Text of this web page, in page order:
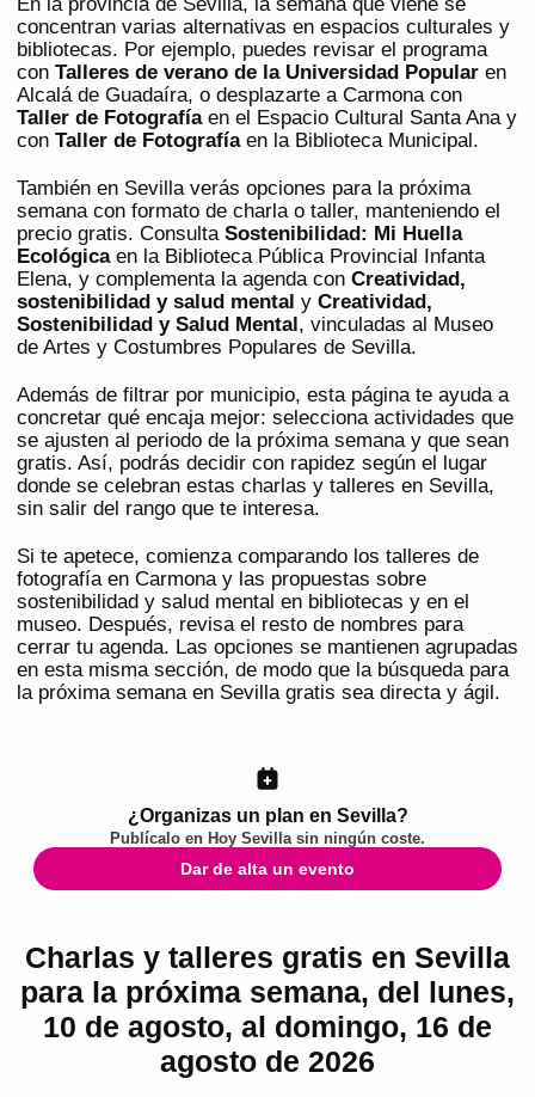
concentran varias alternativas en espacios culturales y
bibliotecas. Por ejemplo, puedes revisar el programa
con Talleres de verano de la Universidad Popular en
Alcalá de Guadaíra, o desplazarte a Carmona con
Taller de Fotografíaen el Espacio Cultural Santa Ana y
con Taller de Fotografíaen la Biblioteca Municipal.
También en Sevilla verás opciones para la próxima
semana con formato de charla o taller, manteniendo el
precio gratis. Consulta Sostenibilidad: Mi Huella
Ecológicaen la Biblioteca Pública Provincial Infanta
Elena, y complementa la agenda con Creatividad,
sostenibilidad y salud mental y Creatividad,
Sostenibilidad y Salud Mental, vinculadas al Museo
de Artes y Costumbres Populares de Sevilla.
Además de filtrar por municipio, esta página te ayuda a
concretar qué encaja mejor: selecciona actividades que
se ajusten al periodo de la próxima semana y que sean
gratis. Así, podrás decidir con rapidez según el lugar
donde se celebran estas charlas y talleres en Sevilla,
sin salir del rango que te interesa.
Si te apetece, comienza comparando los talleres de
fotografía en Carmona y las propuestas sobre
sostenibilidad y salud mental en bibliotecas y en el
museo. Después, revisa el resto de nombres para
cerrar tu agenda. Las opciones se mantienen agrupadas
en esta misma sección, de modo que la búsqueda para
la próxima semana en Sevilla gratis sea directa y ágil.
¿Organizas un plan en Sevilla?
Publícalo en Hoy Sevillasin ningún coste.
Dar de alta un evento
Charlas y talleres gratis en Sevilla
para la próxima semana, del lunes,
10 de agosto, al domingo, 16 de
agosto de 2026